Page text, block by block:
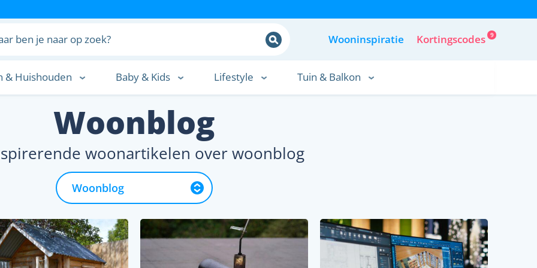
Wooninspiratie Kortingscodes 9
& Huishouden Baby & Kids Lifestyle Tuin & Balkon
Woonblog
woonartikelen over woonblog